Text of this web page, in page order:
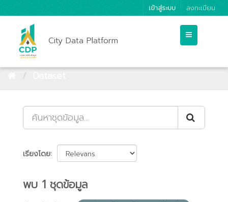
เข้าสู่ระบบ ลงทะเบียน
City Data Platform
เรียงโดย
พบ 1 ชุดข้อมูล